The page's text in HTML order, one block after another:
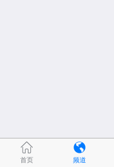
首页 频道